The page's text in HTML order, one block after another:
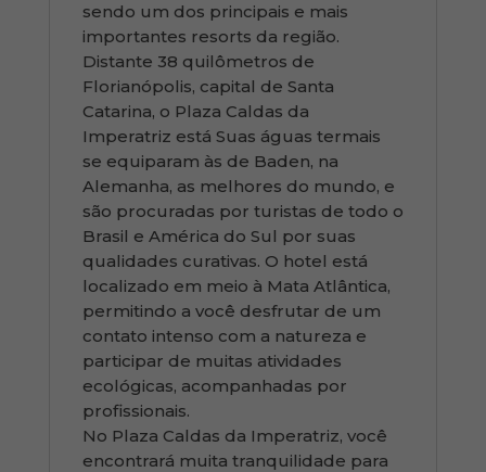
sendo um dos principais e mais
importantes resorts da região.
Distante 38 quilômetros de
Florianópolis, capital de Santa
Catarina, o Plaza Caldas da
Imperatriz está Suas águas termais
se equiparam às de Baden, na
Alemanha, as melhores do mundo, e
são procuradas por turistas de todo o
Brasil e América do Sul por suas
qualidades curativas. O hotel está
localizado em meio à Mata Atlântica,
permitindo a você desfrutar de um
contato intenso com a natureza e
participar de muitas atividades
ecológicas, acompanhadas por
profissionais.
No Plaza Caldas da Imperatriz, você
encontrará muita tranquilidade para